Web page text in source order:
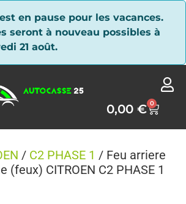
en pause pour les vacances.
seront à nouveau possibles à
21 août.
0,00€ 0
/ C2 PHASE 1 / Feu arriere
(feux) CITROEN C2 PHASE 1
des cookies